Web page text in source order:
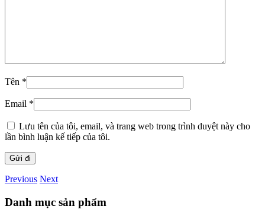
Tên *
Email *
Lưu tên của tôi, email, và trang web trong trình duyệt này cho
lần bình luận kế tiếp của tôi.
Previous Next
Danh mục sản phẩm